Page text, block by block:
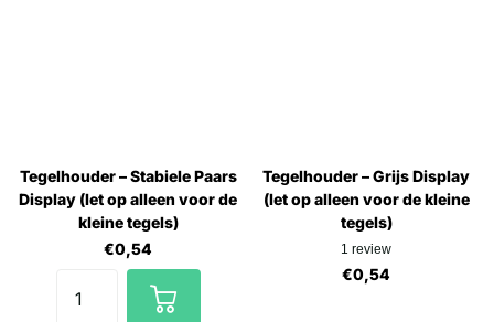
Tegelhouder – Stabiele Paars
Display (let op alleen voor de
kleine tegels)
€0,54
Tegelhouder – Grijs Display
(let op alleen voor de kleine
tegels)
1 review
€0,54